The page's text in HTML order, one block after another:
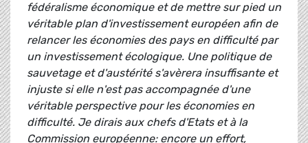
fédéralisme économique et de mettre sur pied un
véritable plan d'investissement européen afin de
relancer les économies des pays en difficulté par
un investissement écologique. Une politique de
sauvetage et d'austérité s'avèrera insuffisante et
injuste si elle n'est pas accompagnée d'une
véritable perspective pour les économies en
difficulté. Je dirais aux chefs d'Etats et à la
Commission européenne: encore un effort,